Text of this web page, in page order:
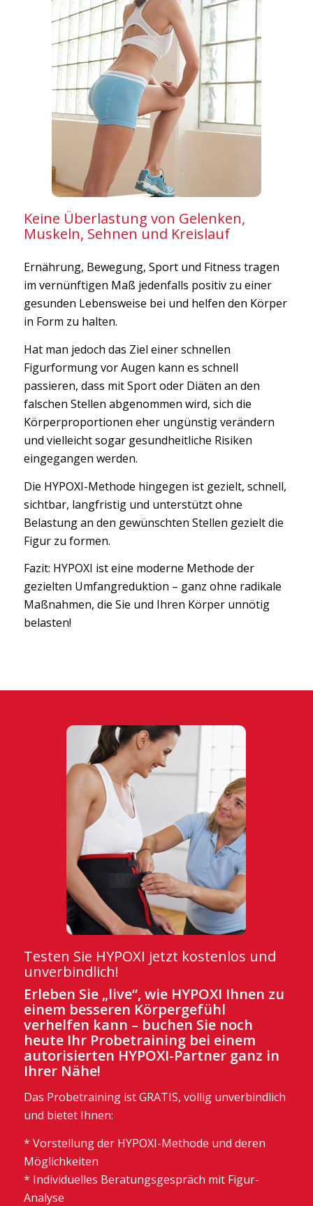
Keine Überlastung von Gelenken,
Muskeln, Sehnen und Kreislauf
Ernährung, Bewegung, Sport und Fitness tragen
im vernünftigen Maß jedenfalls positiv zu einer
gesunden Lebensweise bei und helfen den Körper
in Form zu halten.
Hat man jedoch das Ziel einer schnellen
Figurformung vor Augen kann es schnell
passieren, dass mit Sport oder Diäten an den
falschen Stellen abgenommen wird, sich die
Körperproportionen eher ungünstig verändern
und vielleicht sogar gesundheitliche Risiken
eingegangen werden.
Die HYPOXI-Methode hingegen ist gezielt, schnell,
sichtbar, langfristig und unterstützt ohne
Belastung an den gewünschten Stellen gezielt die
Figur zu formen.
Fazit: HYPOXI ist eine moderne Methode der
gezielten Umfangreduktion – ganz ohne radikale
Maßnahmen, die Sie und Ihren Körper unnötig
belasten!
Testen Sie HYPOXI jetzt kostenlos und
unverbindlich!
Erleben Sie „live“, wie HYPOXI Ihnen zu
einem besseren Körpergefühl
verhelfen kann – buchen Sie noch
heute Ihr Probetraining bei einem
autorisierten HYPOXI-Partner ganz in
Ihrer Nähe!
Das Probetraining ist GRATIS, völlig unverbindlich
und bietet Ihnen:
* Vorstellung der HYPOXI-Methode und deren
Möglichkeiten
* Individuelles Beratungsgespräch mit Figur-
Analyse